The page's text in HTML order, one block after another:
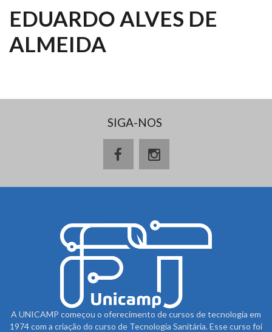
EDUARDO ALVES DE
ALMEIDA
SIGA-NOS
A UNICAMP começou o oferecimento de cursos de tecnologia em
1974 com a criação do curso de Tecnologia Sanitária. Esse curso foi